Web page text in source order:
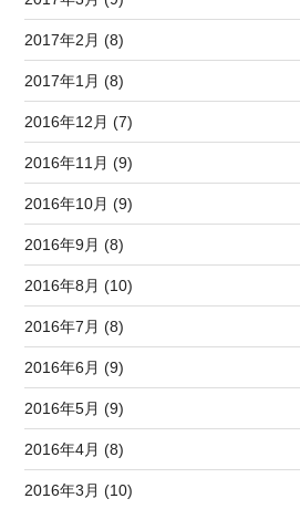
2017年2月 (8)
2017年1月 (8)
2016年12月 (7)
2016年11月 (9)
2016年10月 (9)
2016年9月 (8)
2016年8月 (10)
2016年7月 (8)
2016年6月 (9)
2016年5月 (9)
2016年4月 (8)
2016年3月 (10)